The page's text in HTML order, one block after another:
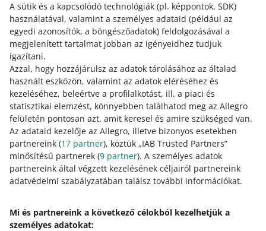
A sütik és a kapcsolódó technológiák (pl. képpontok, SDK)
használatával, valamint a személyes adataid (például az
egyedi azonosítók, a böngészőadatok) feldolgozásával a
megjelenített tartalmat jobban az igényeidhez tudjuk
igazítani.
Azzal, hogy hozzájárulsz az adatok tárolásához az általad
használt eszközön, valamint az adatok eléréséhez és
kezeléséhez, beleértve a profilalkotást, ill. a piaci és
statisztikai elemzést, könnyebben találhatod meg az Allegro
felületén pontosan azt, amit keresel és amire szükséged van.
Az adataid kezelője az Allegro, illetve bizonyos esetekben
partnereink (17 partner), köztük „IAB Trusted Partners”
minősítésű partnerek (9 partner). A személyes adatok
partnereink által végzett kezelésének céljairól partnereink
adatvédelmi szabályzatában találsz további információkat.
Mi és partnereink a következő célokból kezelhetjük a
személyes adatokat:
Miért tesszük ezt?
Az ajánlataid így még több olyan vevőt érhetnek el, akik
az Autó-motor kategóriában vásárolnak. Ezzel növelheted
a külföldi piactereken történő értékesítésedet.
Hogyan értékeled ezeket a módosításokat/új
funkciókat?
0 1 2 3 4 5 6 7